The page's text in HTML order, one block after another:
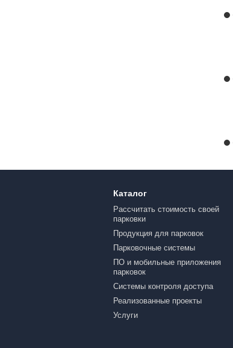
Каталог
Рассчитать стоимость своей
парковки
Продукция для парковок
Парковочные системы
ПО и мобильные приложения
парковок
Системы контроля доступа
Реализованные проекты
Услуги